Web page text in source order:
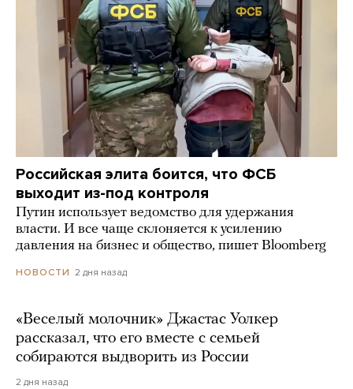
Российская элита боится, что ФСБ
выходит из-под контроля
Путин использует ведомство для удержания
власти. И все чаще склоняется к усилению
давления на бизнес и общество, пишет Bloomberg
НОВОСТИ 2 дня назад
«Веселый молочник» Джастас Уолкер
рассказал, что его вместе с семьей
собираются выдворить из России
2 дня назад